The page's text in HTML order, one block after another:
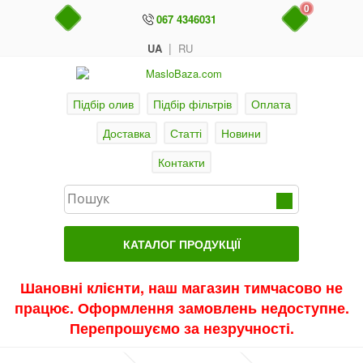
UA | RU
067 4346031
0
Підбір олив Підбір фільтрів
Оплата
Доставка
Статті
Новини
Контакти
КАТАЛОГ ПРОДУКЦІЇ
Актуальні продукти
Акції
Шановні клієнти, наш магазин тимчасово не
працює. Оформлення замовлень недоступне.
Перепрошуємо за незручності.